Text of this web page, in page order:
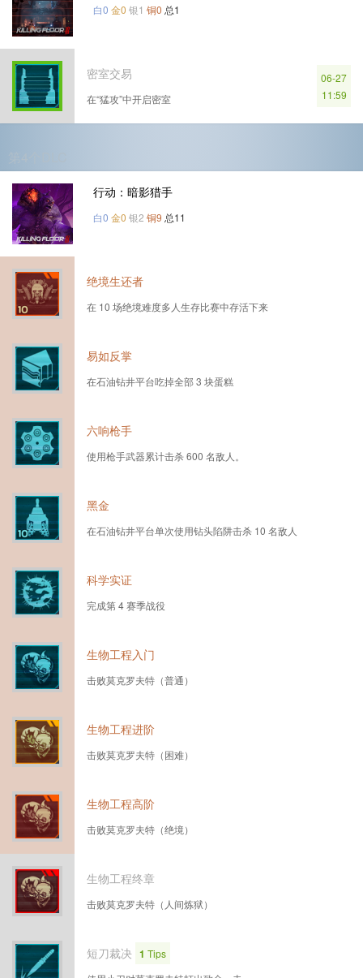
白0 金0 银1 铜0 总1
密室交易
在“猛攻”中开启密室
06-27
11:59
行动：暗影猎手
白0 金0 银2 铜9 总11
绝境生还者
在 10 场绝境难度多人生存比赛中存活下来
易如反掌
在石油钻井平台吃掉全部 3 块蛋糕
六响枪手
使用枪手武器累计击杀 600 名敌人。
黑金
在石油钻井平台单次使用钻头陷阱击杀 10 名敌人
科学实证
完成第 4 赛季战役
生物工程入门
击败莫克罗夫特（普通）
生物工程进阶
击败莫克罗夫特（困难）
生物工程高阶
击败莫克罗夫特（绝境）
生物工程终章
击败莫克罗夫特（人间炼狱）
短刀裁决 1 Tips